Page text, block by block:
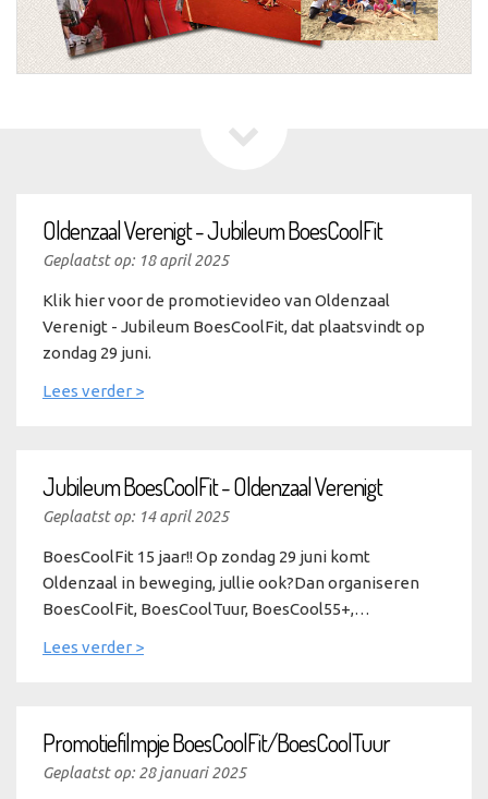
Oldenzaal Verenigt - Jubileum BoesCoolFit
Geplaatst op: 18 april 2025
Klik hier voor de promotievideo van Oldenzaal
Verenigt - Jubileum BoesCoolFit, dat plaatsvindt op
zondag 29 juni.
Lees verder >
Jubileum BoesCoolFit - Oldenzaal Verenigt
Geplaatst op: 14 april 2025
BoesCoolFit 15 jaar!! Op zondag 29 juni komt
Oldenzaal in beweging, jullie ook?Dan organiseren
BoesCoolFit, BoesCoolTuur, BoesCool55+,…
Lees verder >
Promotiefilmpje BoesCoolFit/BoesCoolTuur
Geplaatst op: 28 januari 2025